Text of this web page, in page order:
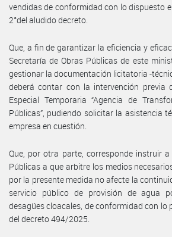
vendidas de conformidad con lo dispuesto
2°del aludido decreto.
Que, a fin de garantizar la eficiencia y
Secretaría de Obras Públicas de este
gestionar la documentación licitatoria -
deberá contar con la intervención previa
Especial Temporaria “Agencia de
Públicas”, pudiendo solicitar la asistencia
empresa en cuestión.
Que, por otra parte, corresponde instruir
Públicas a que arbitre los medios
por la presente medida no afecte la
servicio público de provisión de agua
desagües cloacales, de conformidad con lo
del decreto 494/2025.